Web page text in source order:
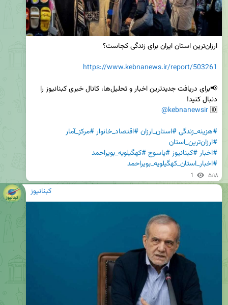
https://www.kebnanews.ir/report/503261
🆔
@kebnanewsir
#هزینه_زندگی#استان_ارزان#اقتصاد_خانوار#مرکز_آمار
#ارزان‌ترین_استان
#اخبار#کبنانیوز#یاسوج#کهگیلویه_بویراحمد
#اخبار_استان_کهگیلویه_بویراحمد
1 ۵:۱۸
کبنانیوز